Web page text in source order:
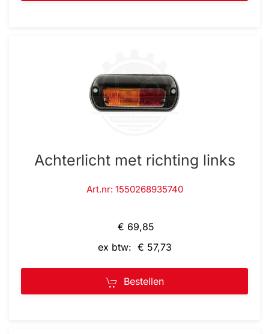
Achterlicht met richting links
Art.nr: 1550268935740
€ 69,85
ex btw: € 57,73
Bestellen